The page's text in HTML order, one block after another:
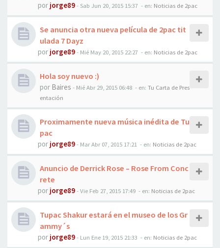
por jorge89- Sab Jun 20, 2015 15:37 - en: Noticias de 2pac
Se anuncia otra nueva película de 2pac tit
ulada 7 Dayz
por jorge89- Mié May 20, 2015 22:27 - en: Noticias de 2pac
Hola soy nuevo :)
por Baires - Mié Abr 29, 2015 06:48 - en: Tu Carta de Pres
entación
Proximamente nueva música inédita de Tu
pac
por jorge89- Mar Abr 07, 2015 17:21 - en: Noticias de 2pac
Anuncio de Derrick Rose – Rose From Conc
rete
por jorge89-Vie Feb 27, 2015 17:49 - en: Noticias de 2pac
Tupac Shakur estará en el museo de los Gr
ammy´s
por jorge89- Lun Ene 19, 2015 21:33 - en: Noticias de 2pac